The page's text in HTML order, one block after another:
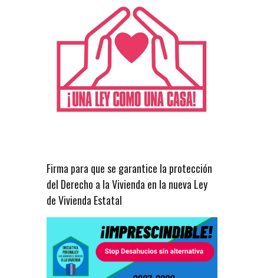
Firma para que se garantice la protección
del Derecho a la Vivienda en la nueva Ley
de Vivienda Estatal